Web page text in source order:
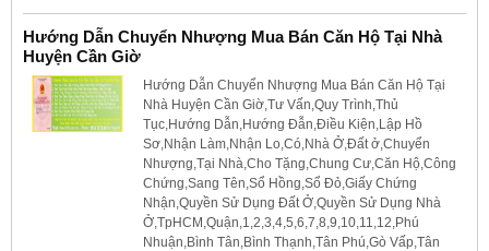
Hướng Dẫn Chuyển Nhượng Mua Bán Căn Hộ Tại Nhà
Huyện Cần Giờ
Hướng Dẫn Chuyển Nhượng Mua Bán Căn Hộ Tại
Nhà Huyện Cần Giờ,Tư Vấn,Quy Trình,Thủ
Tục,Hướng Dẫn,Hướng Đẫn,Điều Kiện,Lập Hồ
Sơ,Nhận Làm,Nhận Lo,Có,Nhà Ở,Đất ở,Chuyển
Nhượng,Tại Nhà,Cho Tặng,Chung Cư,Căn Hộ,Công
Chứng,Sang Tên,Sổ Hồng,Sổ Đỏ,Giấy Chứng
Nhận,Quyền Sử Dụng Đất Ở,Quyền Sử Dụng Nhà
Ở,TpHCM,Quận,1,2,3,4,5,6,7,8,9,10,11,12,Phú
Nhuận,Bình Tân,Bình Thạnh,Tân Phú,Gò Vấp,Tân